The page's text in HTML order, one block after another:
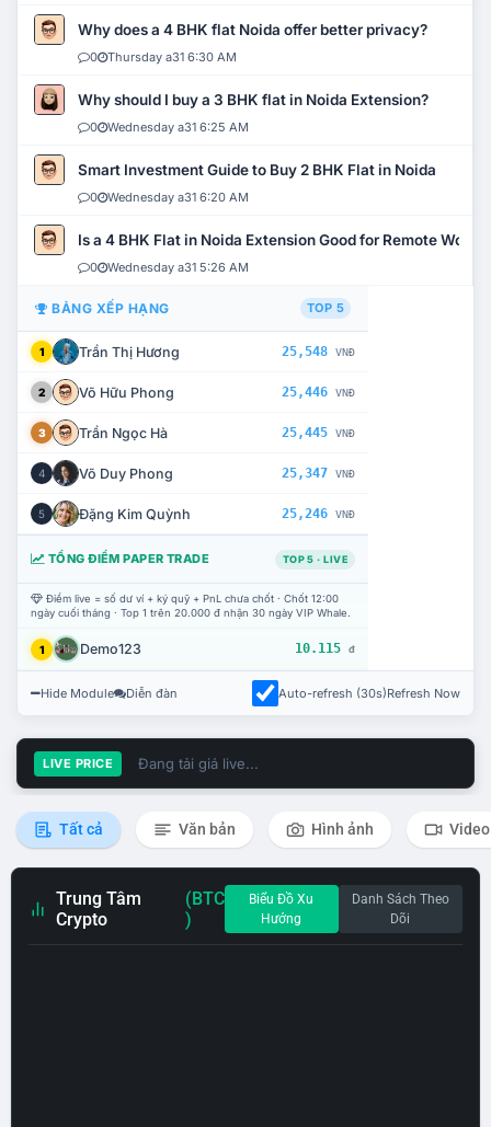
Why does a 4 BHK flat Noida offer better privacy?
0 Thursday a31 6:30 AM
Why should I buy a 3 BHK flat in Noida Extension?
0 Wednesday a31 6:25 AM
Smart Investment Guide to Buy 2 BHK Flat in Noida
0 Wednesday a31 6:20 AM
Is a 4 BHK Flat in Noida Extension Good for Remote Work?
0 Wednesday a31 5:26 AM
BẢNG XẾP HẠNG TOP 5
1 Trần Thị Hương 25,548 VNĐ
2 Võ Hữu Phong 25,446 VNĐ
3 Trần Ngọc Hà 25,445 VNĐ
4 Võ Duy Phong 25,347 VNĐ
5 Đặng Kim Quỳnh 25,246 VNĐ
TỔNG ĐIỂM PAPER TRADE TOP 5 · LIVE
Điểm live = số dư ví + ký quỹ + PnL chưa chốt · Chốt 12:00
ngày cuối tháng · Top 1 trên 20.000 đ nhận 30 ngày VIP Whale.
1 Demo123 10.115 đ
Hide Module Diễn đàn Auto-refresh (30s)Refresh Now
LIVE PRICE Đang tải giá live...
Tất cả Văn bản Hình ảnh Video
Trung Tâm
Crypto
(BTC
)
Biểu Đồ Xu
Hướng
Danh Sách Theo
Dõi